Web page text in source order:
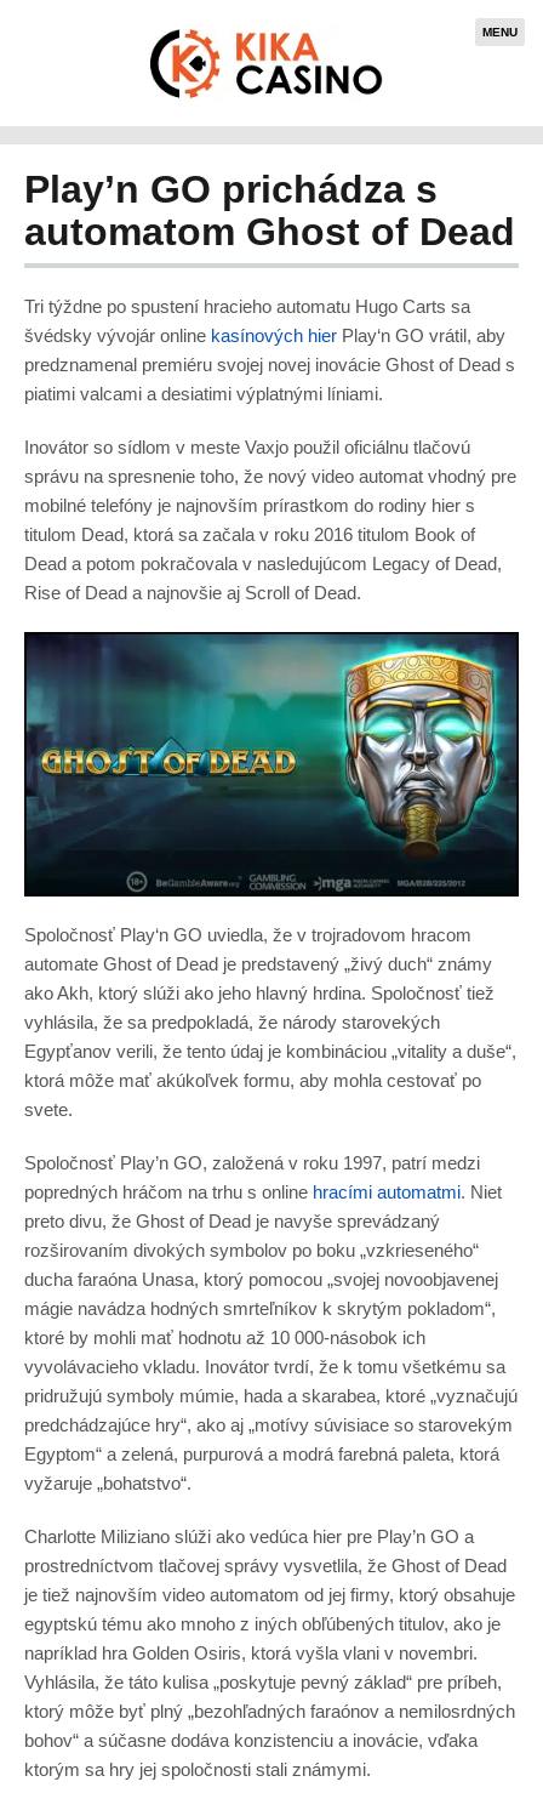
MENU
Play’n GO prichádza s
automatom Ghost of Dead
Tri týždne po spustení hracieho automatu Hugo Carts sa
švédsky vývojár online kasínových hier Play‘n GO vrátil, aby
predznamenal premiéru svojej novej inovácie Ghost of Dead s
piatimi valcami a desiatimi výplatnými líniami.
Inovátor so sídlom v meste Vaxjo použil oficiálnu tlačovú
správu na spresnenie toho, že nový video automat vhodný pre
mobilné telefóny je najnovším prírastkom do rodiny hier s
titulom Dead, ktorá sa začala v roku 2016 titulom Book of
Dead a potom pokračovala v nasledujúcom Legacy of Dead,
Rise of Dead a najnovšie aj Scroll of Dead.
Spoločnosť Play‘n GO uviedla, že v trojradovom hracom
automate Ghost of Dead je predstavený „živý duch“ známy
ako Akh, ktorý slúži ako jeho hlavný hrdina. Spoločnosť tiež
vyhlásila, že sa predpokladá, že národy starovekých
Egypťanov verili, že tento údaj je kombináciou „vitality a duše“,
ktorá môže mať akúkoľvek formu, aby mohla cestovať po
svete.
Spoločnosť Play’n GO, založená v roku 1997, patrí medzi
popredných hráčom na trhu s online hracími automatmi. Niet
preto divu, že Ghost of Dead je navyše sprevádzaný
rozširovaním divokých symbolov po boku „vzkrieseného“
ducha faraóna Unasa, ktorý pomocou „svojej novoobjavenej
mágie navádza hodných smrteľníkov k skrytým pokladom“,
ktoré by mohli mať hodnotu až 10 000-násobok ich
vyvolávacieho vkladu. Inovátor tvrdí, že k tomu všetkému sa
pridružujú symboly múmie, hada a skarabea, ktoré „vyznačujú
predchádzajúce hry“, ako aj „motívy súvisiace so starovekým
Egyptom“ a zelená, purpurová a modrá farebná paleta, ktorá
vyžaruje „bohatstvo“.
Charlotte Miliziano slúži ako vedúca hier pre Play’n GO a
prostredníctvom tlačovej správy vysvetlila, že Ghost of Dead
je tiež najnovším video automatom od jej firmy, ktorý obsahuje
egyptskú tému ako mnoho z iných obľúbených titulov, ako je
napríklad hra Golden Osiris, ktorá vyšla vlani v novembri.
Vyhlásila, že táto kulisa „poskytuje pevný základ“ pre príbeh,
ktorý môže byť plný „bezohľadných faraónov a nemilosrdných
bohov“ a súčasne dodáva konzistenciu a inovácie, vďaka
ktorým sa hry jej spoločnosti stali známymi.